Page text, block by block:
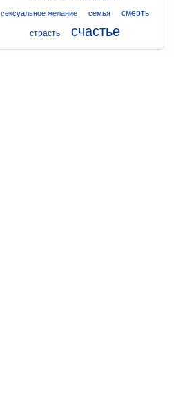
сексуальное желание семья смерть
страсть счастье